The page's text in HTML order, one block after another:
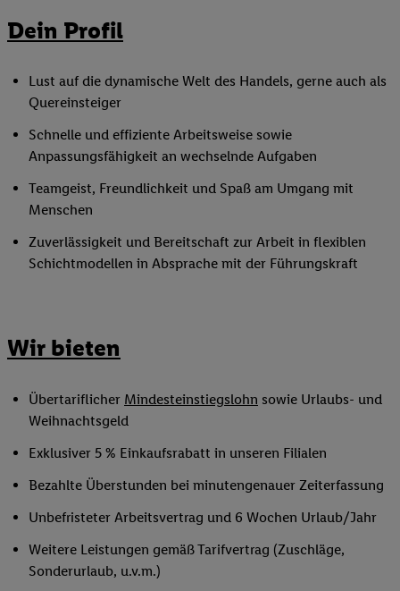
Dein Profil
Lust auf die dynamische Welt des Handels, gerne auch als
Quereinsteiger
Schnelle und effiziente Arbeitsweise sowie
Anpassungsfähigkeit an wechselnde Aufgaben
Teamgeist, Freundlichkeit und Spaß am Umgang mit
Menschen
Zuverlässigkeit und Bereitschaft zur Arbeit in flexiblen
Schichtmodellen in Absprache mit der Führungskraft
Wir bieten
Übertariflicher Mindesteinstiegslohn sowie Urlaubs- und
Weihnachtsgeld
Exklusiver 5 % Einkaufsrabatt in unseren Filialen
Bezahlte Überstunden bei minutengenauer Zeiterfassung
Unbefristeter Arbeitsvertrag und 6 Wochen Urlaub/Jahr
Weitere Leistungen gemäß Tarifvertrag (Zuschläge,
Sonderurlaub, u.v.m.)